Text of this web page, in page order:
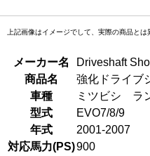
上記画像はイメージでして、実際の商品とは
メーカー名
Driveshaft
商品名
強化ドライブ
車種
ミツビシ ラ
型式
EVO7/8/9
年式
2001-2007
対応馬力(PS)900